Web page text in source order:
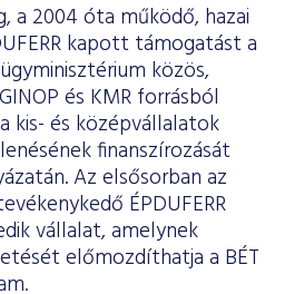
a 2004 óta működő, hazai
kapott támogatást a
közös,
és KMR forrásból
kis- és középvállalatok
finanszírozását
Az elsősorban az
ÉPDUFERR
vállalat, amelynek
előmozdíthatja a BÉT